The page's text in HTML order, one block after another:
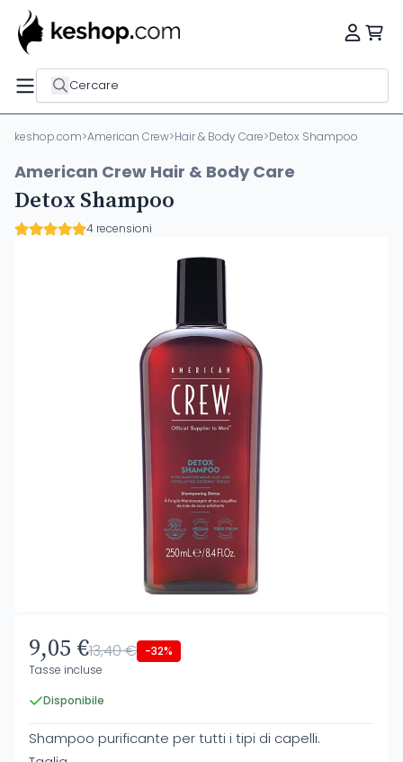
Cercare
keshop.com>American Crew>Hair & Body Care>Detox Shampoo
American Crew Hair & Body Care
Detox Shampoo
4 recensioni
9,05 €13,40 € -32%
Tasse incluse
Disponibile
Shampoo purificante per tutti i tipi di capelli.